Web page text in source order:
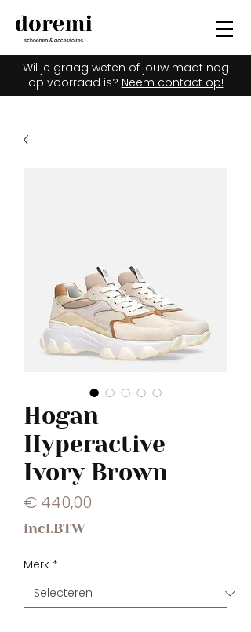
Wil je graag weten of jouw maat nog
op voorraad is? Neem contact op!
Hogan
Hyperactive
Ivory Brown
€ 440,00
incl.BTW
Merk *